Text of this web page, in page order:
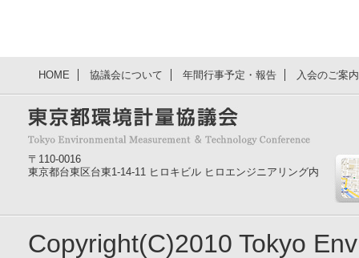
HOME 協議会について 年間行事予定・報告 入会のご案
〒110-0016
東京都台東区台東1-14-11 ヒロキビル ヒロエンジニアリング内
Copyright(C)2010 Tokyo